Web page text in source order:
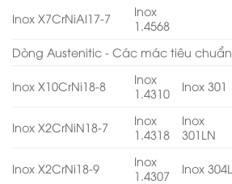
Inox X7CrNiAl17-7
Inox
1.4568
Dòng Austenitic - Các mác tiêu chuẩn
Inox X10CrNi18-8
Inox
1.4310
Inox 301
Inox X2CrNiN18-7
Inox
1.4318
Inox
301LN
Inox X2CrNi18-9
Inox
1.4307
Inox 304L